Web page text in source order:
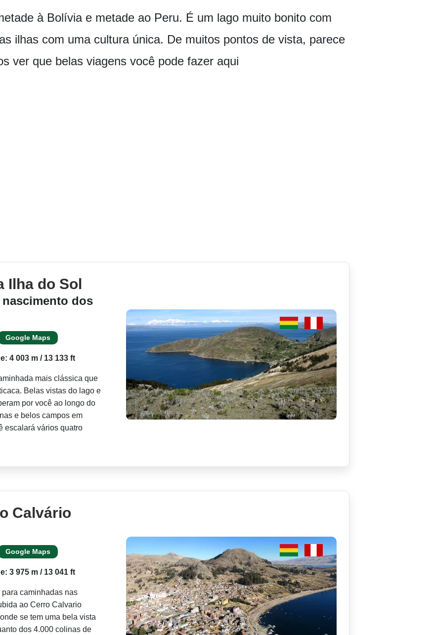
à Bolívia e metade ao Peru. É um lago muito bonito com
ilhas com uma cultura única. De muitos pontos de vista, parece
ver que belas viagens você pode fazer aqui
Ilha do Sol
dos
Google Maps
4 003 m / 13 133 ft
mais clássica que
Belas vistas do lago e
por você ao longo do
e belos campos em
escalará vários quatro
Calvário
Google Maps
3 975 m / 13 041 ft
caminhadas nas
ao Cerro Calvario
se tem uma bela vista
dos 4.000 colinas de